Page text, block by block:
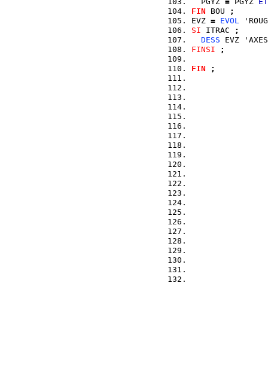
FIN BOU
;
EVZ = EVOL
SI ITRAC
;
DESS EVZ
FINSI
;
FIN ;